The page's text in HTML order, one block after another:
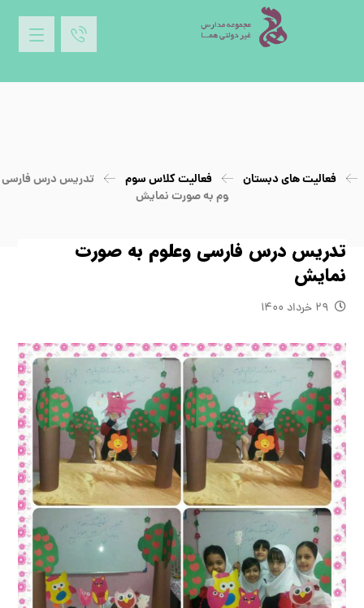
فعالیت های دبستان فعالیت کلاس سوم
تدریس درس فارسی
وم به صورت نمایش
تدریس درس فارسی وعلوم به صورت
نمایش
۲۹ خرداد ۱۴۰۰